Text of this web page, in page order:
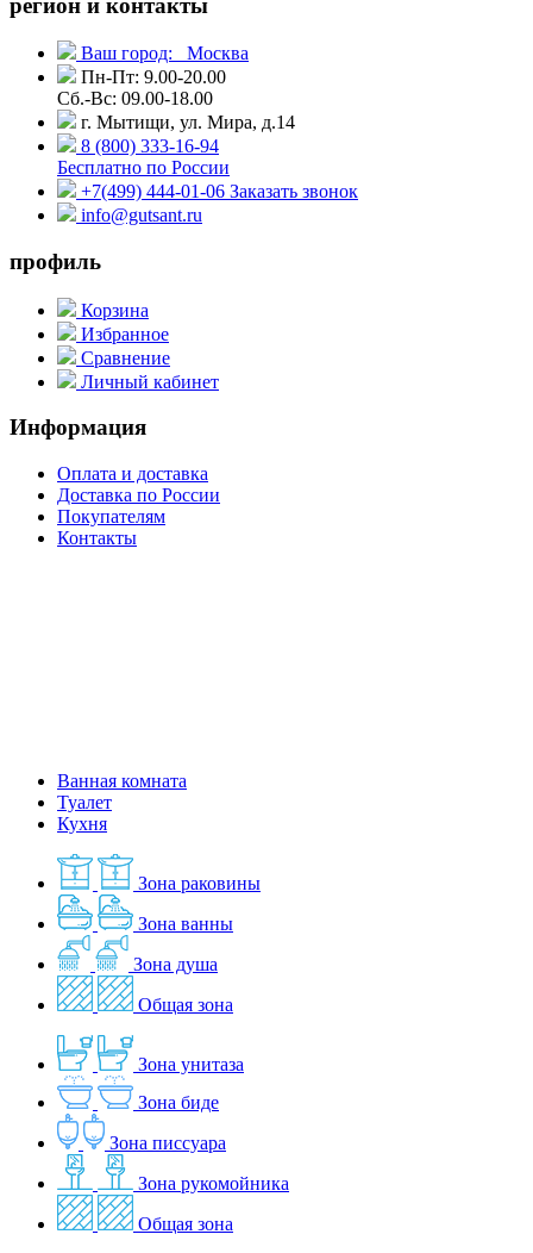
Ваш город:
Москва
Пн-Пт: 9.00-20.00
Сб.-Вс: 09.00-18.00
г. Мытищи, ул. Мира, д.14
8 (800) 333-16-94
Бесплатно по России
+7(499) 444-01-06 Заказать звонок
info@gutsant.ru
профиль
Корзина
Избранное
Сравнение
Личный кабинет
Информация
Оплата и доставка
Доставка по России
Покупателям
Контакты
Ванная комната
Туалет
Кухня
Зона раковины
Зона ванны
Зона душа
Общая зона
Зона унитаза
Зона биде
Зона писсуара
Зона рукомойника
Общая зона